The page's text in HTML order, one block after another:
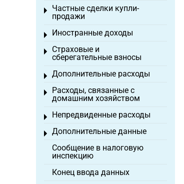
Частные сделки купли-
продажи
Toggle menu
Иностранные доходы
Toggle menu
Страховые и
сберегательные взносы
Toggle menu
Дополнительные расходы
Toggle menu
Расходы, связанные с
домашним хозяйством
Toggle menu
Непредвиденные расходы
Toggle menu
Дополнительные данные
Toggle menu
Сообщение в налоговую
инспекцию
Конец ввода данных